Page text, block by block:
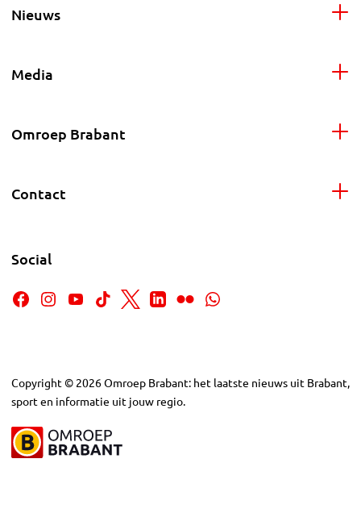
Nieuws
Media
Omroep Brabant
Contact
Social
Copyright © 2026Omroep Brabant: het laatste nieuws uit Brabant,
sport en informatie uit jouw regio.